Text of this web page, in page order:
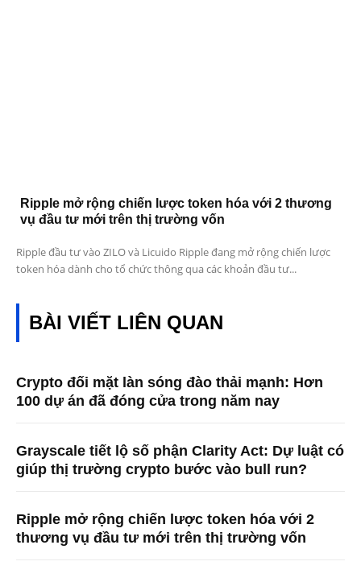
Ripple mở rộng chiến lược token hóa với 2 thương
vụ đầu tư mới trên thị trường vốn
Ripple đầu tư vào ZILO và Licuido Ripple đang mở rộng chiến lược
token hóa dành cho tổ chức thông qua các khoản đầu tư...
BÀI VIẾT LIÊN QUAN
Crypto đối mặt làn sóng đào thải mạnh: Hơn
100 dự án đã đóng cửa trong năm nay
Grayscale tiết lộ số phận Clarity Act: Dự luật có
giúp thị trường crypto bước vào bull run?
Ripple mở rộng chiến lược token hóa với 2
thương vụ đầu tư mới trên thị trường vốn